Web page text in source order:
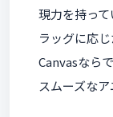
現力を持っ
ラッグに応じ
Canvasなら
スムーズな